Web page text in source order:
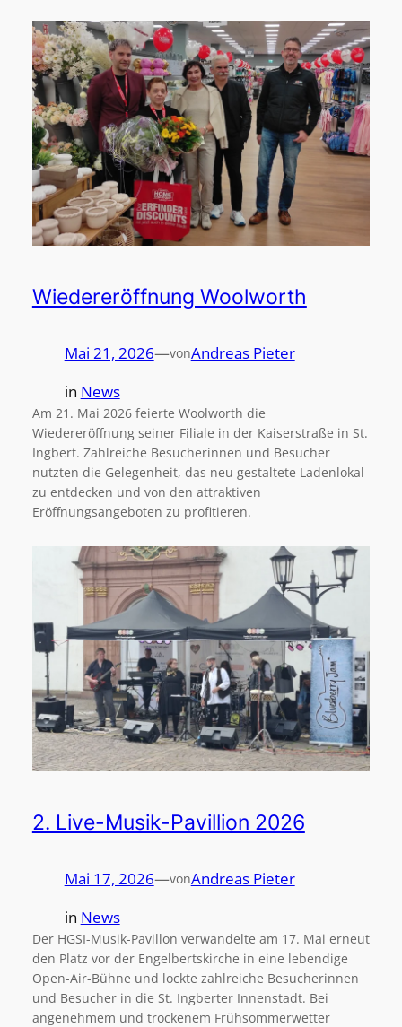
Wiedereröffnung Woolworth
Mai 21, 2026—vonAndreas Pieter
in News
Am 21. Mai 2026 feierte Woolworth die
Wiedereröffnung seiner Filiale in der Kaiserstraße in St.
Ingbert. Zahlreiche Besucherinnen und Besucher
nutzten die Gelegenheit, das neu gestaltete Ladenlokal
zu entdecken und von den attraktiven
Eröffnungsangeboten zu profitieren.
2. Live-Musik-Pavillion 2026
Mai 17, 2026—vonAndreas Pieter
in News
Der HGSI-Musik-Pavillon verwandelte am 17. Mai erneut
den Platz vor der Engelbertskirche in eine lebendige
Open-Air-Bühne und lockte zahlreiche Besucherinnen
und Besucher in die St. Ingberter Innenstadt. Bei
angenehmem und trockenem Frühsommerwetter